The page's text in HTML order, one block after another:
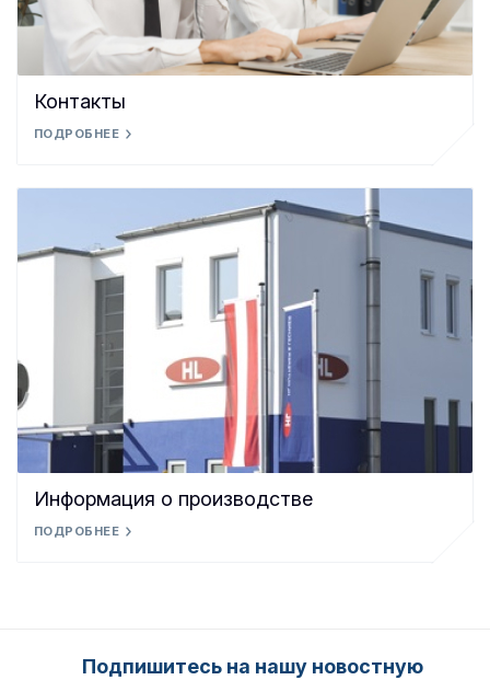
Контакты
ПОДРОБНЕЕ
Информация о производстве
ПОДРОБНЕЕ
Подпишитесь на нашу новостную